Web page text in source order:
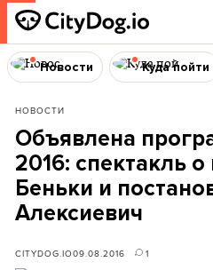
Новости Куда пойти
НОВОСТИ
Объявлена
2016: спектакль
Беньки и
Алексиевич
CITYDOG.IO09.08.2016 1